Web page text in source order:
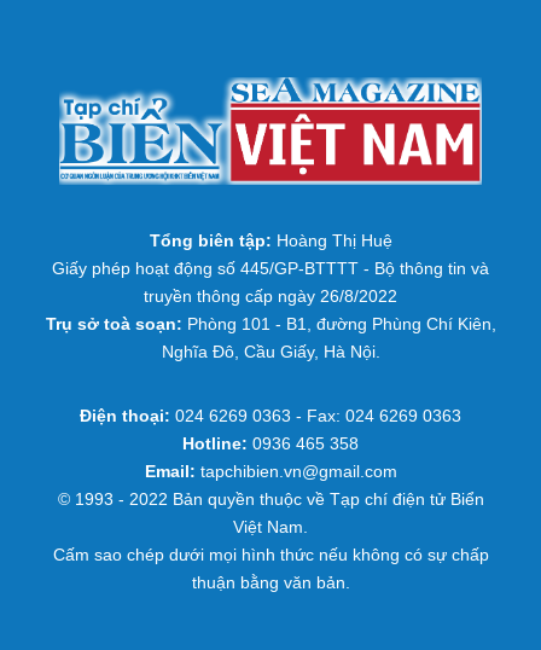
Tổng biên tập: Hoàng Thị Huệ
Giấy phép hoạt động số 445/GP-BTTTT - Bộ thông tin và
truyền thông cấp ngày 26/8/2022
Trụ sở toà soạn: Phòng 101 - B1, đường Phùng Chí Kiên,
Nghĩa Đô, Cầu Giấy, Hà Nội.
Điện thoại: 024 6269 0363 - Fax: 024 6269 0363
Hotline: 0936 465 358
Email: tapchibien.vn@gmail.com
© 1993 - 2022 Bản quyền thuộc về Tạp chí điện tử Biển
Việt Nam.
Cấm sao chép dưới mọi hình thức nếu không có sự chấp
thuận bằng văn bản.